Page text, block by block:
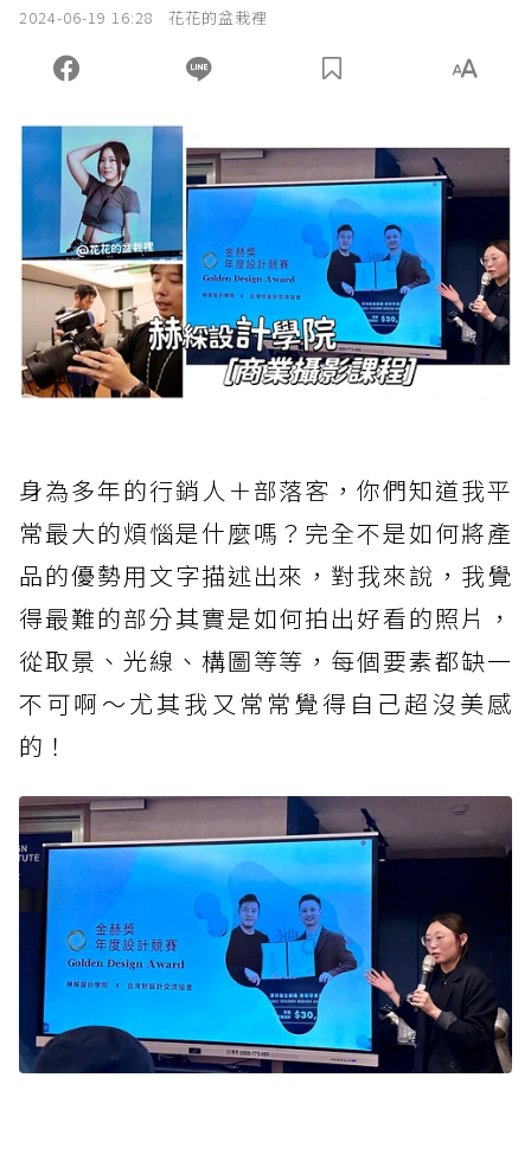
2024-06-19 16:28 花花的盆栽裡
身為多年的行銷人＋部落客，你們知道我平
常最大的煩惱是什麼嗎？完全不是如何將產
品的優勢用文字描述出來，對我來說，我覺
得最難的部分其實是如何拍出好看的照片，
從取景、光線、構圖等等，每個要素都缺一
不可啊～尤其我又常常覺得自己超沒美感
的！